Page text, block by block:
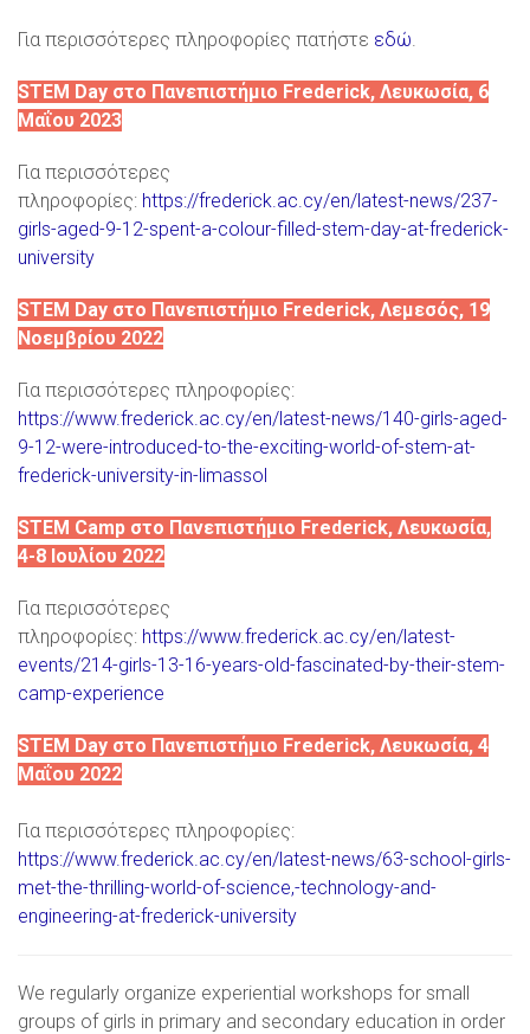
Για περισσότερες πληροφορίες πατήστε εδώ.
STEM Day στο Πανεπιστήμιο Frederick, Λευκωσία, 6
Μαΐου 2023
Για περισσότερες
πληροφορίες: https://frederick.ac.cy/en/latest-news/237-
girls-aged-9-12-spent-a-colour-filled-stem-day-at-frederick-
university
STEM Day στο Πανεπιστήμιο Frederick, Λεμεσός, 19
Νοεμβρίου 2022
Για περισσότερες πληροφορίες:
https://www.frederick.ac.cy/en/latest-news/140-girls-aged-
9-12-were-introduced-to-the-exciting-world-of-stem-at-
frederick-university-in-limassol
STEM Camp στο Πανεπιστήμιο Frederick, Λευκωσία,
4-8 Ιουλίου 2022
Για περισσότερες
πληροφορίες: https://www.frederick.ac.cy/en/latest-
events/214-girls-13-16-years-old-fascinated-by-their-stem-
camp-experience
STEM Day στο Πανεπιστήμιο Frederick, Λευκωσία, 4
Μαΐου 2022
Για περισσότερες πληροφορίες:
https://www.frederick.ac.cy/en/latest-news/63-school-girls-
met-the-thrilling-world-of-science,-technology-and-
engineering-at-frederick-university
We regularly organize experiential workshops for small
groups of girls in primary and secondary education in order